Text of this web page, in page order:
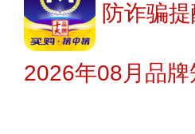
防诈骗
2026年08月品